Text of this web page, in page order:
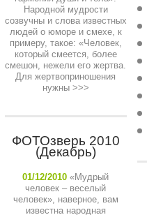
Народной мудрости
созвучны и слова известных
людей о юморе и смехе, к
примеру, такое: «Человек,
который смеется, более
смешон, нежели его жертва.
Для жертвоприношения
нужны>>>
ФОТОзверь 2010
(Декабрь)
01/12/2010 «Мудрый
человек – веселый
человек», наверное, вам
известна народная